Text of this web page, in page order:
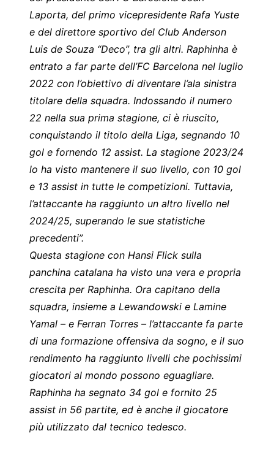
Laporta, del primo vicepresidente Rafa Yuste
e del direttore sportivo del Club Anderson
Luis de Souza “Deco”, tra gli altri. Raphinha è
entrato a far parte dell’FC Barcelona nel luglio
2022 con l’obiettivo di diventare l’ala sinistra
titolare della squadra. Indossando il numero
22 nella sua prima stagione, ci è riuscito,
conquistando il titolo della Liga, segnando 10
gol e fornendo 12 assist. La stagione 2023/24
lo ha visto mantenere il suo livello, con 10 gol
e 13 assist in tutte le competizioni. Tuttavia,
l’attaccante ha raggiunto un altro livello nel
2024/25, superando le sue statistiche
precedenti”.
Questa stagione con Hansi Flick sulla
panchina catalana ha visto una vera e propria
crescita per Raphinha. Ora capitano della
squadra, insieme a Lewandowski e Lamine
Yamal – e Ferran Torres – l’attaccante fa parte
di una formazione offensiva da sogno, e il suo
rendimento ha raggiunto livelli che pochissimi
giocatori al mondo possono eguagliare.
Raphinha ha segnato 34 gol e fornito 25
assist in 56 partite, ed è anche il giocatore
più utilizzato dal tecnico tedesco.